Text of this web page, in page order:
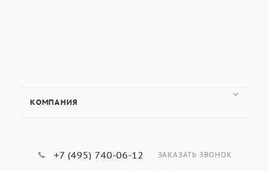
КОМПАНИЯ
+7 (495) 740-06-12 ЗАКАЗАТЬ ЗВОНОК